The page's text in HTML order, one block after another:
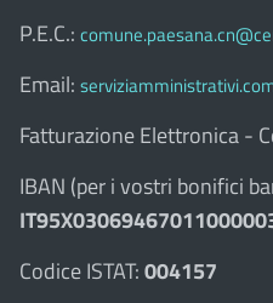
P.E.C.:
Email:
Fatturazione Elettronica -
IBAN (per i vostri bonifici
Codice ISTAT:004157